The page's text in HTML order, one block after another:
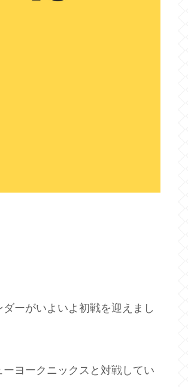
ーがいよいよ初戦を迎えまし
ヨークニックスと対戦してい